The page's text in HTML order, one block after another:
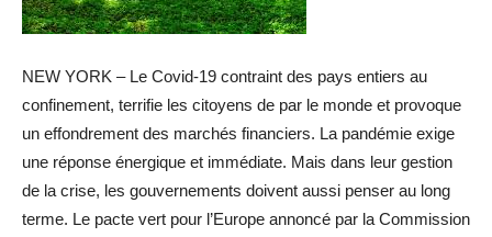
NEW YORK – Le Covid-19 contraint des pays entiers au
confinement, terrifie les citoyens de par le monde et provoque
un effondrement des marchés financiers. La pandémie exige
une réponse énergique et immédiate. Mais dans leur gestion
de la crise, les gouvernements doivent aussi penser au long
terme. Le pacte vert pour l’Europe annoncé par la Commission